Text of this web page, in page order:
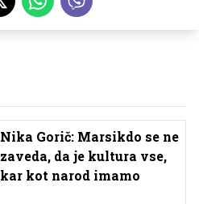
Nika Gorič: Marsikdo se ne
zaveda, da je kultura vse,
kar kot narod imamo